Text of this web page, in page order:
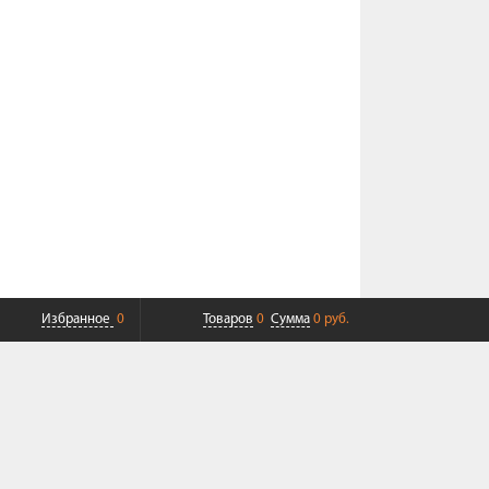
Избранное 0 Товаров 0 Сумма 0 руб.